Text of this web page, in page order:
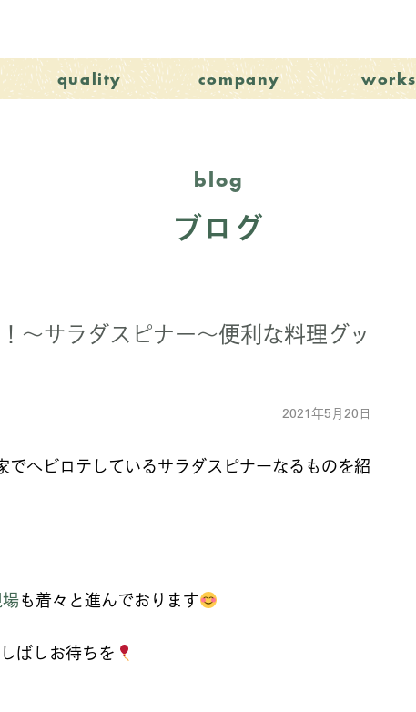
quality company works
blog
ブログ
～サラダスピナー～便利な料理グッ
2021年5月20日
ヘビロテしているサラダスピナーなるものを紹
も着々と進んでおります
ばしお待ちを